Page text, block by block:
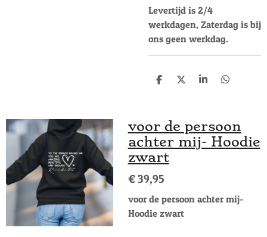
Levertijd is 2/4
werkdagen, Zaterdag is bij
ons geen werkdag.
D
n
D
S
e
D
n
voor de persoon
achter mij- Hoodie
zwart
€ 39,95
voor de persoon achter mij-
Hoodie zwart